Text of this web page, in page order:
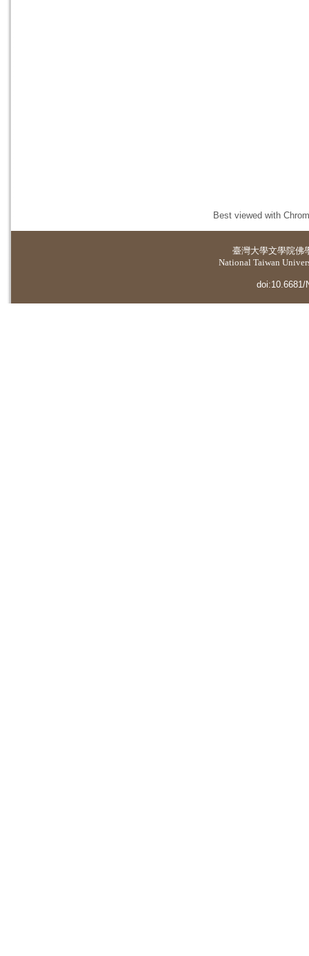
Best viewed with
臺灣大學文學院佛
National Taiwan
doi:10.6681/